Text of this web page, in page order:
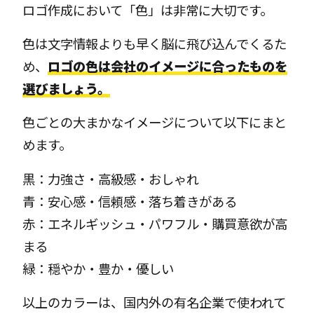
ロゴ作成において「色」は非常に大切です。
色は文字情報よりも早く脳に飛び込んでくるた
め、 ロゴの色は会社のイメージに合ったものを
選びましょう。
色ごとの大まかなイメージについて以下にまと
めます。
黒：力強さ・高級感・おしゃれ
青：安心感・信頼感・落ち着きがある
赤：エネルギッシュ・パワフル・購買意欲が高
まる
緑：穏やか・豊か・優しい
以上のカラーは、国内外の有名企業で使われて